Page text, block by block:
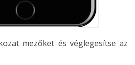
mezőket és véglegesítse az